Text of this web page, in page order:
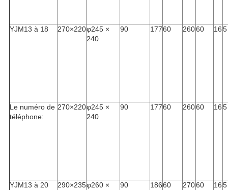
YJM13 à 18 270×220φ245 ×
240
90 17760 26060 165
Le numéro de
téléphone:
270×220φ245 ×
240
90 17760 26060 165
YJM13 à 20 290×235φ260 ×
90 18660 27060 165